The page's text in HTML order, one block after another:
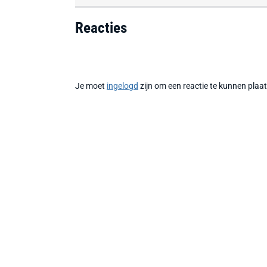
Reacties
Je moet ingelogd zijn om een reactie te kunnen